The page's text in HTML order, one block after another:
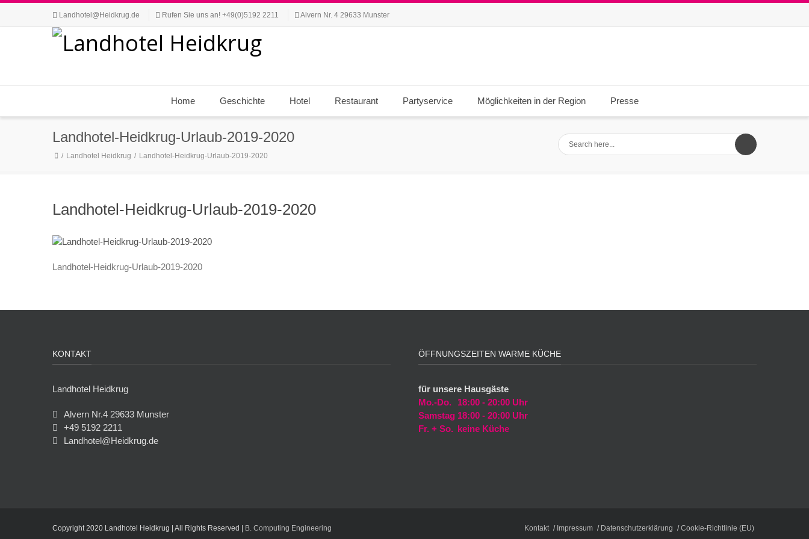
Landhotel@Heidkrug.de Rufen Sie uns an! +49(0)5192 2211 Alvern Nr. 4 29633 Munster
Home Geschichte Hotel Restaurant Partyservice Möglichkeiten in der Region Presse
Landhotel-Heidkrug-Urlaub-2019-2020
Landhotel Heidkrug Landhotel-Heidkrug-Urlaub-2019-2020
Landhotel-Heidkrug-Urlaub-2019-2020
Landhotel-Heidkrug-Urlaub-2019-2020
KONTAKT
Landhotel Heidkrug
Alvern Nr.4 29633 Munster
+49 5192 2211
Landhotel@Heidkrug.de
ÖFFNUNGSZEITEN WARME KÜCHE
für unsere Hausgäste
Mo.-Do.
18:00 - 20:00 Uhr
Samstag 18:00 - 20:00 Uhr
Fr. + So. keine Küche
Copyright 2020 Landhotel Heidkrug | All Rights Reserved | B. Computing Engineering Kontakt Impressum Datenschutzerklärung Cookie-Richtlinie (EU)